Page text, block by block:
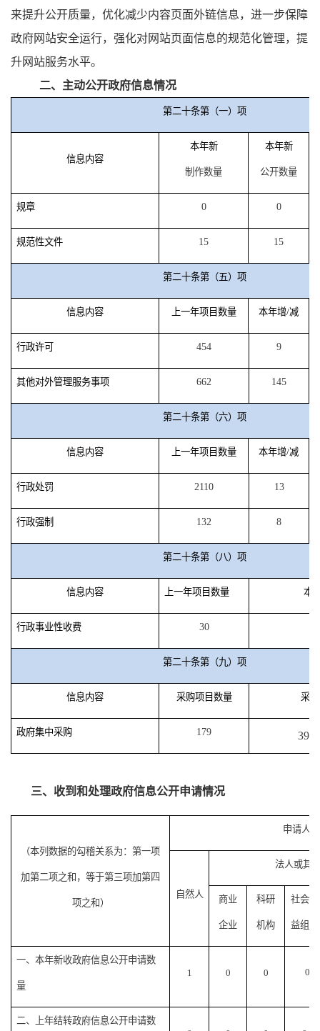
来提升公开质量，优化减少内容页面外链信息，进一步保障
政府网站安全运行，强化对网站页面信息的规范化管理，提
升网站服务水平。
二、主动公开政府信息情况
第二十条第（一）项
信息内容
本年新
制作数量
本年新
公开数量
规章 0 0
规范性文件 15 15
第二十条第（五）项
信息内容 上一年项目数量 本年增/减
行政许可 454 9
其他对外管理服务事项 662 145
第二十条第（六）项
信息内容 上一年项目数量 本年增/减
行政处罚 2110 13
行政强制 132 8
第二十条第（八）项
信息内容 上一年项目数量 本
行政事业性收费 30
第二十条第（九）项
信息内容 采购项目数量 采
政府集中采购 179
三、收到和处理政府信息公开申请情况
（本列数据的勾稽关系为：第一项
加第二项之和，等于第三项加第四
项之和）
申请人
自然人
法人或其
商业
企业
科研
机构
社会公
益组织
一、本年新收政府信息公开申请数
量
1 0 0 0
二、上年结转政府信息公开申请数